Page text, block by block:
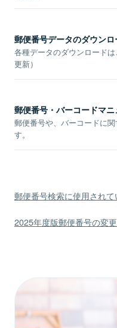
郵便番号データのダウンロ
各種データのダウンロード
更新）
郵便番号・バーコードマ
郵便番号や、バーコードに
す。
郵便番号検索に使用され
2025年度版郵便番号の変